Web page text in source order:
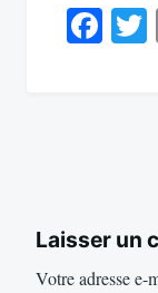
Laisser un
Votre adresse e-